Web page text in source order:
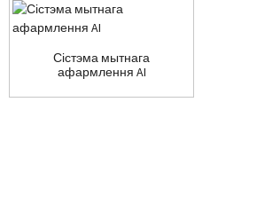
Сістэма мытнага
афармлення AI